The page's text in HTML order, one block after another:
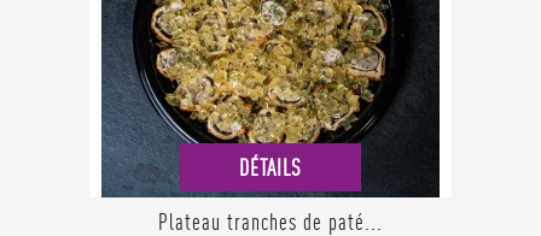
DÉTAILS
Plateau tranches de paté...